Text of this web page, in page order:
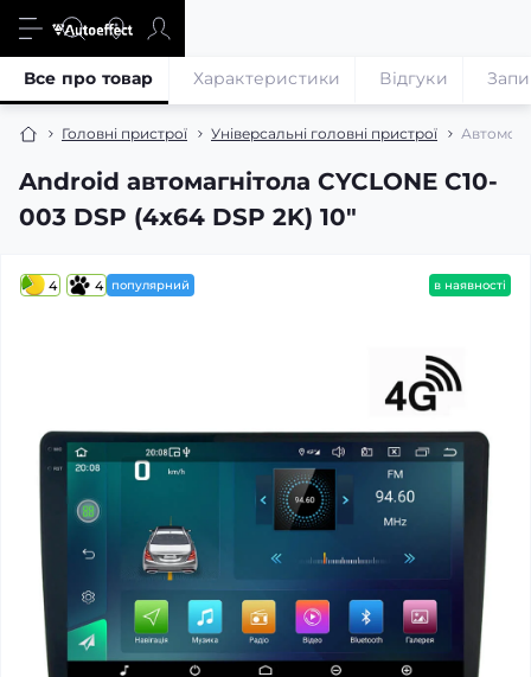
Головні пристрої Універсальні головні пристрої
Android автомагнітола CYCLONE C10-
003 DSP (4x64 DSP 2K) 10"
Все про товар Характеристики Відгуки
4 4 популярний в наявності